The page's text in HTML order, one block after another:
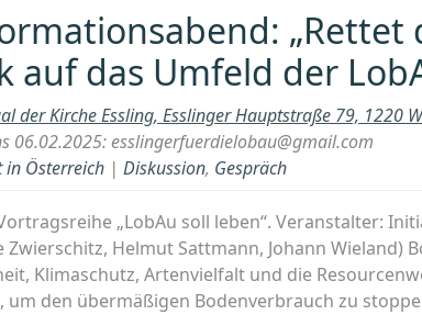
Jahre
Hugo
Bettauer:
„Zum
Jubiläum
eines
Visionärs“
¡außer
Haus!“
„Rettet
auf das Umfeld der
der Kirche Essling, Esslinger Hauptstraße 79, 1220
06.02.2025: esslingerfuerdielobau@gmail.com
in Österreich | Diskussion, Gespräch
„LobAu soll leben“. Veranstalter:
Zwierschitz, Helmut Sattmann, Johann Wieland)
Klimaschutz, Artenvielfalt und die
den übermäßigen Bodenverbrauch zu